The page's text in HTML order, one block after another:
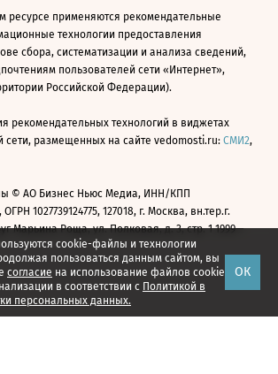
cookie-файлы и технологии
пользоваться данным сайтом, вы
согласие на использование файлов cookie
в соответствии с Политикой в
персональных данных.
ОК
ресурсе применяются рекомендательные
технологии предоставления
сбора, систематизации и анализа сведений,
пользователей сети «Интернет»,
Российской Федерации).
рекомендательных технологий в виджетах
сети, размещенных на сайте vedomosti.ru: СМИ2,
© АО Бизнес Ньюс Медиа, ИНН/КПП
ОГРН 1027739124775, 127018, г. Москва, вн.тер.г.
Марьина Роща, ул. Полковая, д. 3, стр. 1 1999—